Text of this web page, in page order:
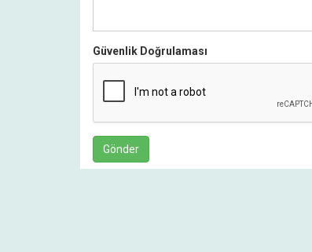
Güvenlik Doğrulaması